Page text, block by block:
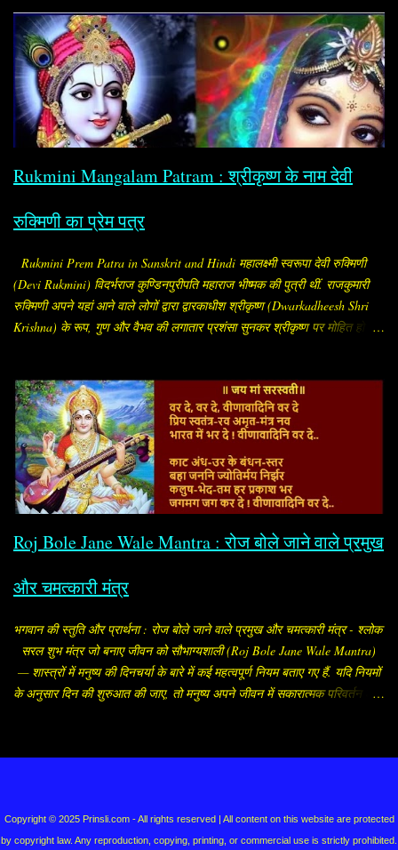
कल्याण देने वाली शक्ति) के १०८ नामों का संकलन। इसे संस्कृत में "सौभाग्य
अष्टोत्तरशतनामावली" (Saubhāgya Aṣṭottaraśatanāma Avalī) कहा जाता है।
यह सामान्यतः “सौभाग्य अष्टोत्तरशतनाम / सौभाग्य अष्टोत्तरशतनामावली (Saubhagya
Ashtottara Shatanamavali)” के नाम से मिलता है। यह स्तोत्र माँ पार्वती (सौभाग्य
प्रदायिनी शक्ति) को समर्पित है। इसमें माता के १०८ नामों का वर्णन है, जो जप, पाठ या
पूजन के समय लिए जाते हैं। सामान्यत: इसका पाठ विवाहित स्त्रियाँ करती हैं, ताकि पति
का मंगल, दाम्पत्य सुख, आयु और अखंड सौभाग्य बना रहे। विशेष ...
Rukmini Mangalam Patram : श्रीकृष्ण के नाम देवी
रुक्मिणी का प्रेम पत्र
Rukmini Prem Patra in Sanskrit and Hindi महालक्ष्मी स्वरूपा देवी रुक्मिणी
(Devi Rukmini) विदर्भराज कुण्डिनपुरीपति महाराज भीष्मक की पुत्री थीं. राजकुमारी
रुक्मिणी अपने यहां आने वाले लोगों द्वारा द्वारकाधीश श्रीकृष्ण (Dwarkadheesh Shri
Krishna) के रूप, गुण और वैभव की लगातार प्रशंसा सुनकर श्रीकृष्ण पर मोहित हो गईं.
नाता.. देवी रुक्मिणी श्रीकृष्ण से प्रेम करने लगीं और मन ही मन उन्हें ही अपना पति भी
मान लिया और निश्चय कर लिया कि श्रीकृष्ण को छोड़कर किसी को भी पति रूप में वरण
नहीं करेंगी. उन्होंने अपनी यह इच्छा अपने माता-पिता को भी बता दी. उनके माता-पिता को
इस बात से कोई आपत्ति नहीं थी, लेकिन रुक्मिणी का भाई और कृष्णद्रोही रुक्मी ने अपनी
बहन का विवाह अपने मित्र शिशुपाल के साथ तय कर दिया. तब राजकुमारी रुक्मिणी
रोजाना गौरी मंदिर में जाकर पार्वती जी को मनाने लगीं. इसी बीच उन्होंने अपने
विश्वासपात्र ब्राह्मण को ...
Roj Bole Jane Wale Mantra : रोज बोले जाने वाले प्रमुख
और चमत्कारी मंत्र
भगवान की स्तुति और प्रार्थना : रोज बोले जाने वाले प्रमुख और चमत्कारी मंत्र - श्लोक
सरल शुभ मंत्र जो बनाए जीवन को सौभाग्यशाली (Roj Bole Jane Wale Mantra)
— शास्त्रों में मनुष्य की दिनचर्या के बारे में कई महत्वपूर्ण नियम बताए गए हैं. यदि नियमों
के अनुसार दिन की शुरुआत की जाए, तो मनुष्य अपने जीवन में सकारात्मक परिवर्तन ला
धर्मार्थौ चानुचिन्तयेत॥ वर्णं कीर्तिं मतिं लक्ष्मिं स्वास्थ्यमायुश्च विन्दति। ब्राह्मे मुहूर्ते
स्वास्थ्य, आयु, बल, बुद्धि और विद्या आदि को प्राप्त करता है. यहां हम सुबह-सुबह बोले
जाने और रोज पूजा के समय बोले जाने कुछ प्रमुख मंत्रों के बारे में बता रहे हैं- 1.
Copyright © 2025 Prinsli.com - All rights reserved | All content on this website are protected
by copyright law. Any reproduction, copying, printing, or commercial use is strictly prohibited.